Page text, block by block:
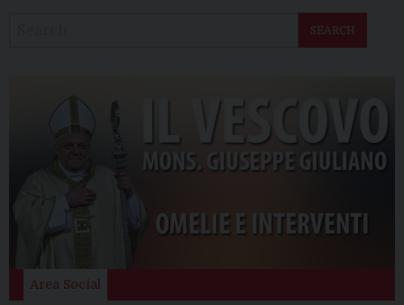
SEARCH
Area Social